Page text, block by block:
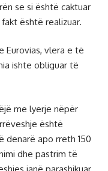
se si është caktuar
është realizuar.
Eurovias, vlera e të
ishte obliguar të
me lyerje nëpër
është
denarë apo rreth 150
dhe pastrim të